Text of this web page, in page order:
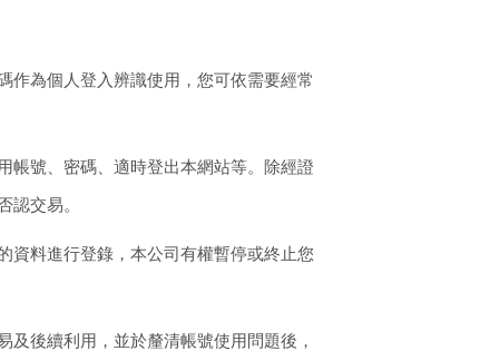
作為個人登入辨識使用，您可依需要經常
帳號、密碼、適時登出本網站等。除經證
認交易。
資料進行登錄，本公司有權暫停或終止您
後續利用，並於釐清帳號使用問題後，